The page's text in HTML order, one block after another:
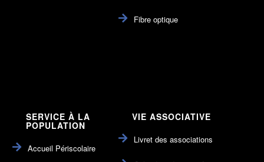
Fibre optique
SERVICE À LA
POPULATION
Accueil Périscolaire
VIE ASSOCIATIVE
Livret des associations